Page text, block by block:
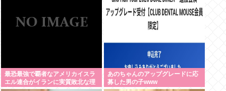
最恐最強で覇者なアメリカイスラ
エル連合がイランに実質敗北な理
あのちゃんのアップグレードに応
募した男の子www